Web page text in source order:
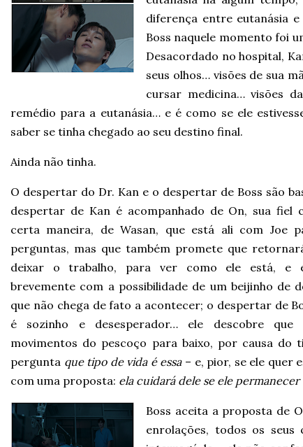
diferença entre eutanásia
Boss naquele momento foi
Desacordado no hospital,
seus olhos… visões de sua
cursar medicina… visões
remédio para a eutanásia… e é como se ele
saber se tinha chegado ao seu destino final.
Ainda não tinha.
O despertar do Dr. Kan e o despertar de Boss são
despertar de Kan é acompanhado de On, sua fiel
certa maneira, de Wasan, que está ali com Joe
perguntas, mas que também promete que
deixar o trabalho, para ver como ele está, e
brevemente com a possibilidade de um beijinho de
que não chega de fato a acontecer; o despertar de
é sozinho e desesperador… ele descobre que
movimentos do pescoço para baixo, por causa do
pergunta que tipo de vida é essa– e, pior, se ele quer
com uma proposta: ela cuidará dele se ele
Boss aceita a proposta de
enrolações, todos os seus